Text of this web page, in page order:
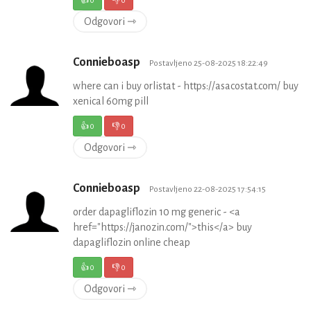
Odgovori ⇾
Connieboasp Postavljeno 25-08-2025 18:22:49
where can i buy orlistat - https://asacostat.com/ buy
xenical 60mg pill
👍0 👎0
Odgovori ⇾
Connieboasp Postavljeno 22-08-2025 17:54:15
order dapagliflozin 10 mg generic - <a
href="https://janozin.com/">this</a> buy
dapagliflozin online cheap
👍0 👎0
Odgovori ⇾